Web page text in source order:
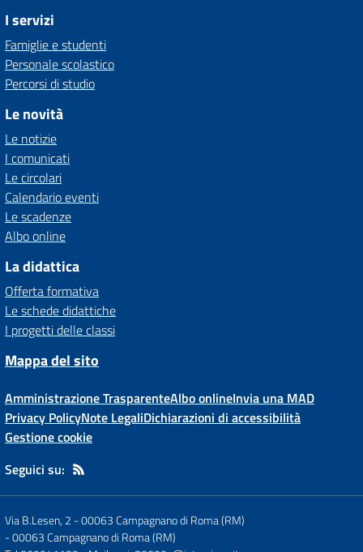
I servizi
Famiglie e studenti
Personale scolastico
Percorsi di studio
Le novità
Le notizie
I comunicati
Le circolari
Calendario eventi
Le scadenze
Albo online
La didattica
Offerta formativa
Le schede didattiche
I progetti delle classi
Mappa del sito
Amministrazione TrasparenteAlbo onlineInvia una MAD
Privacy PolicyNote LegaliDichiarazioni di accessibilità
Gestione cookie
Seguici su:
Via B.Lesen, 2 - 00063 Campagnano di Roma (RM)
-00063 Campagnano di Roma (RM)